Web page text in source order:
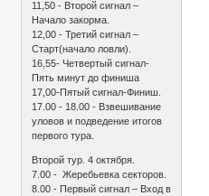
11,50 - Второй сигнал –
Начало закорма.
12,00 - Третий сигнал –
Старт(начало ловли).
16,55- Четвертый сигнал-
Пять минут до финиша
17,00-Пятый сигнал-Финиш.
17.00 - 18.00 - Взвешивание
уловов и подведение итогов
первого тура.
Второй тур. 4 октября.
7.00 - Жеребьевка секторов.
8.00 - Первый сигнал – Вход в